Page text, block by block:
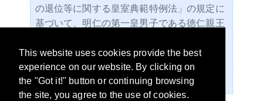
This website uses cookies provide the best
experience on our website. By clicking on
the "Got it!" button or continuing browsing
the site, you agree to the use of cookies.
の退位等に関する皇室典範特例法」の規定に
基づいて、明仁の第一皇男子である徳仁親王
を受けて、「元号法」並びに「元号を改める
政令」の規定に基づき、「平成」から「令
和」に改元された。" -Wikipedia